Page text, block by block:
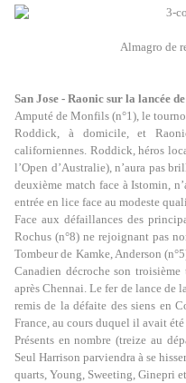
Almagro de
San Jose - Raonic sur la lancée
Amputé de Monfils (n°1), le
Roddick, à domicile, et
californiennes. Roddick, héros
l’Open d’Australie), n’aura pas
deuxième match face à Istomin,
entrée en lice face au modeste
Face aux défaillances des
Rochus (n°8) ne rejoignant pas
Tombeur de Kamke, Anderson
Canadien décroche son
après Chennai. Le fer de lance de
remis de la défaite des siens en
France, au cours duquel il avait
Présents en nombre (treize au
Seul Harrison parviendra à se
quarts, Young, Sweeting, Ginepri